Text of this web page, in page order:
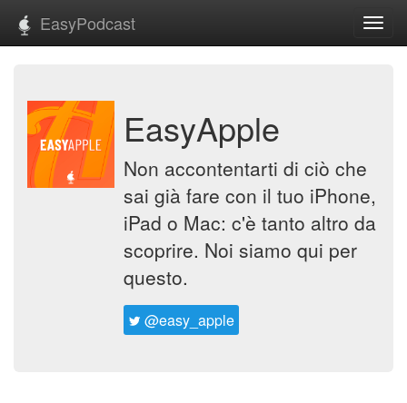
EasyPodcast
EasyApple
Non accontentarti di ciò che
sai già fare con il tuo iPhone,
iPad o Mac: c'è tanto altro da
scoprire. Noi siamo qui per
questo.
@easy_apple